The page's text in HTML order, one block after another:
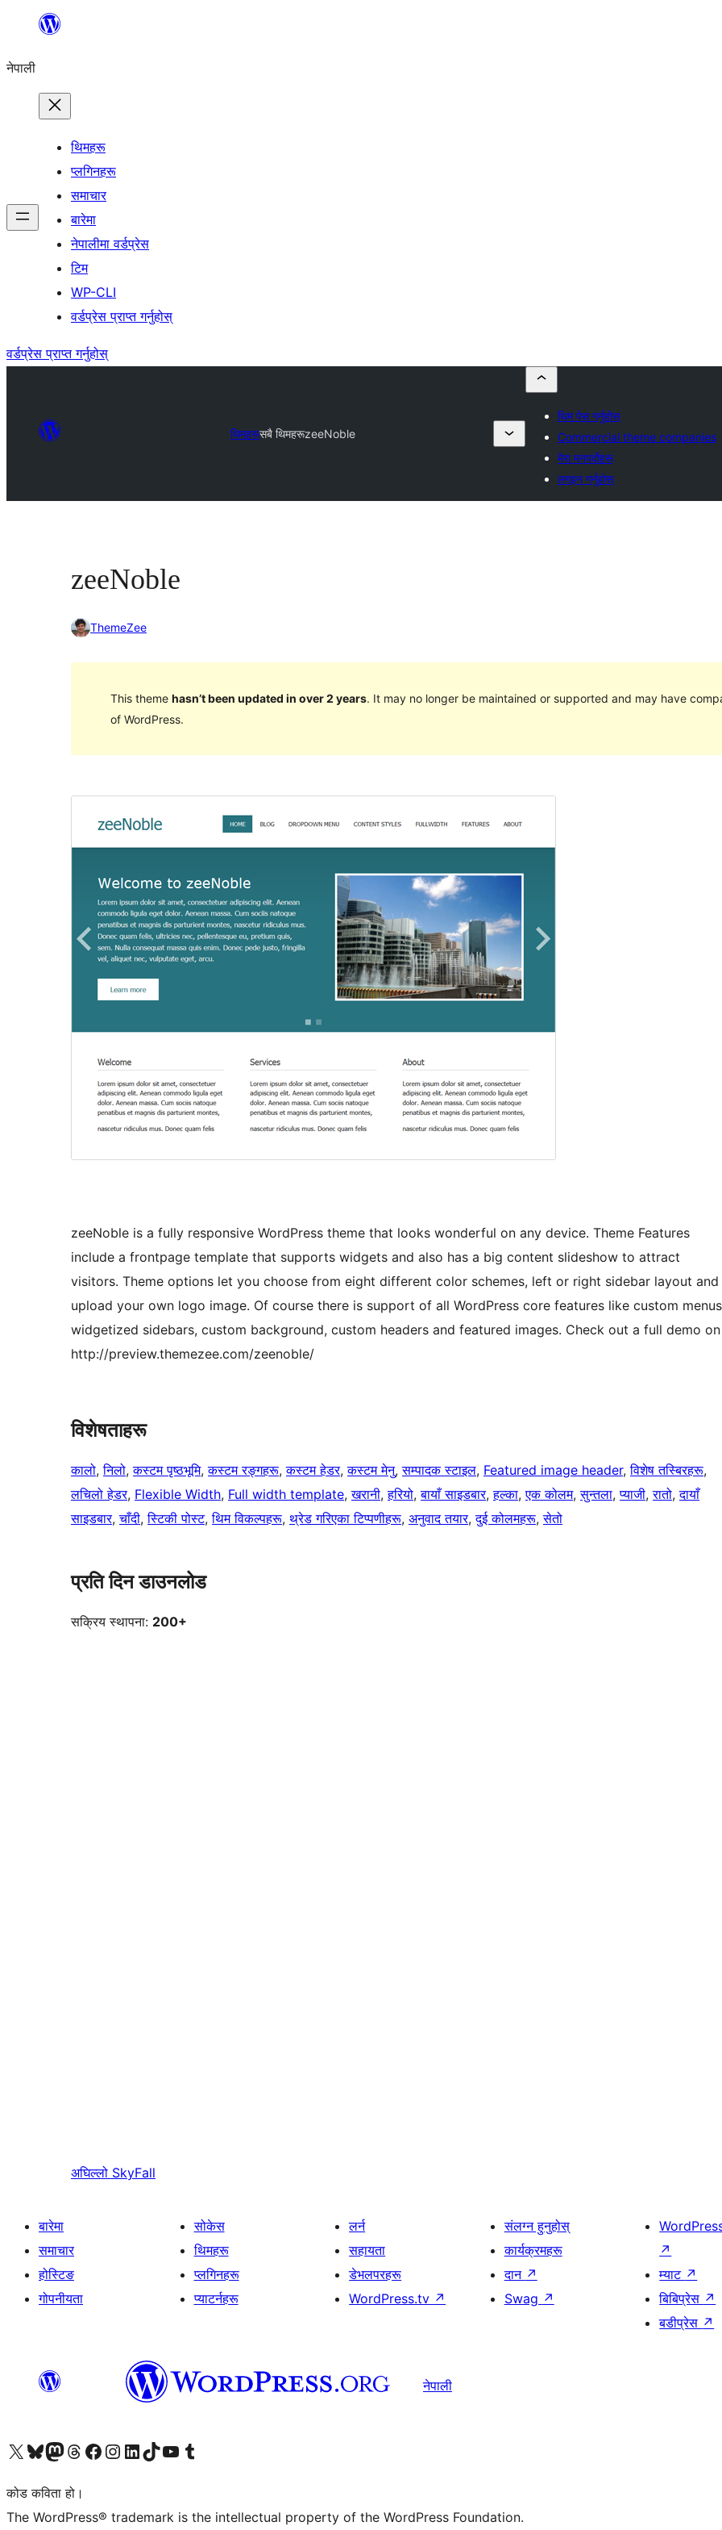
सामग्रीमा
नेपाली
थिमहरू
प्लगिनहरू
समाचार
बारेमा
नेपालीमा वर्डप्रेस
टिम
WP-CLI
वर्डप्रेस प्राप्त गर्नुहोस्
वर्डप्रेस प्राप्त गर्नुहोस्
थिमहरूसबै थिमहरूzeeNoble
थिम पेस गर्नुहोस्
Commercial theme companies
मेरा मनपर्दोहरू
लगइन गर्नुहोस्
zeeNoble
ThemeZee
This theme hasn’t been updated in over 2 years. It may no longer be maintained or supported and may have
of WordPress.
zeeNoble is a fully responsive WordPress theme that looks wonderful on any device. Theme Features
include a frontpage template that supports widgets and also has a big content slideshow to attract
visitors. Theme options let you choose from eight different color schemes, left or right sidebar layout and
upload your own logo image. Of course there is support of all WordPress core features like custom
widgetized sidebars, custom background, custom headers and featured images. Check out a full demo on
http://preview.themezee.com/zeenoble/
विशेषताहरू
कालो, निलो, कस्टम पृष्ठभूमि, कस्टम रङ्गहरू, कस्टम हेडर, कस्टम मेनु, सम्पादक स्टाइल, Featured image header, विशेष तस्बिरहरू
लचिलो हेडर, Flexible Width, Full width template, खरानी, हरियो, बायाँ साइडबार, हल्का, एक कोलम, सुन्तला, प्याजी, रातो, दायाँ
साइडबार, चाँदी, स्टिकी पोस्ट, थिम विकल्पहरू, थ्रेड गरिएका टिप्पणीहरू, अनुवाद तयार, दुई कोलमहरू, सेतो
प्रति दिन डाउनलोड
सक्रिय स्थापना: 200+
अघिल्लो SkyFall
बारेमा
समाचार
होस्टिङ
गोपनीयता
सोकेस
थिमहरू
प्लगिनहरू
प्याटर्नहरू
लर्न
सहायता
डेभलपरहरू
WordPress.tv ↗
संलग्न हुनुहोस्
कार्यक्रमहरू
दान ↗
Swag ↗
↗
म्याट ↗
बिबिप्रेस ↗
बडीप्रेस ↗
नेपाली
हाम्रो X (पहिले ट्विटर) खातामा जानुहोस्
हाम्रो Bluesky खाता भ्रमण गर्नुहोस्
हाम्रो म्यास्टोडन खाता भ्रमण गर्नुहोस्
हाम्रो थ्रेड्स खातामा जानुहोस्
हाम्रो फेसबुक पेजमा जानुहोस्
हाम्रो इन्स्टाग्राम खातामा जानुहोस्
हाम्रो लिङ्क्डइन खातामा जानुहोस्
हाम्रो TikTok खाता भ्रमण गर्नुहोस्
हाम्रो युट्युब च्यानलमा जानुहोस्
हाम्रो टम्बलर खाता भ्रमण गर्नुहोस्
कोड कविता हो।
The WordPress® trademark is the intellectual property of the WordPress Foundation.